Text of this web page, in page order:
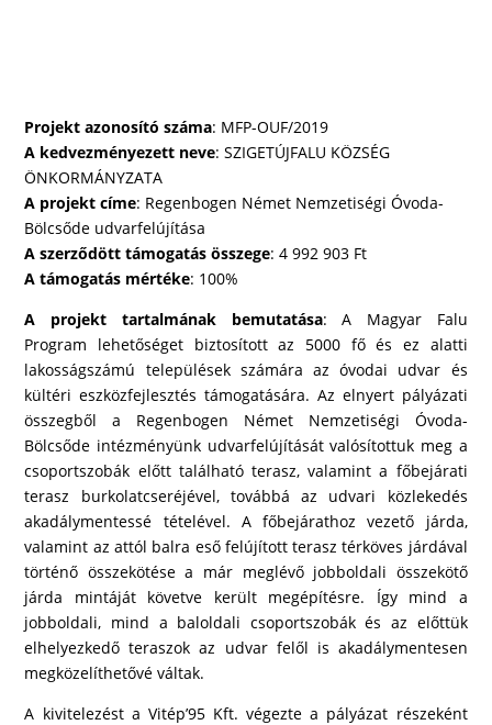
Projekt azonosító száma: MFP-OUF/2019
A kedvezményezett neve: SZIGETÚJFALU KÖZSÉG
ÖNKORMÁNYZATA
A projekt címe: Regenbogen Német Nemzetiségi Óvoda-
Bölcsőde udvarfelújítása
A szerződött támogatás összege: 4 992 903 Ft
A támogatás mértéke: 100%
A projekt tartalmának bemutatása: A Magyar Falu
Program lehetőséget biztosított az 5000 fő és ez alatti
lakosságszámú települések számára az óvodai udvar és
kültéri eszközfejlesztés támogatására. Az elnyert pályázati
összegből a Regenbogen Német Nemzetiségi Óvoda-
Bölcsőde intézményünk udvarfelújítását valósítottuk meg a
csoportszobák előtt található terasz, valamint a főbejárati
terasz burkolatcseréjével, továbbá az udvari közlekedés
akadálymentessé tételével. A főbejárathoz vezető járda,
valamint az attól balra eső felújított terasz térköves járdával
történő összekötése a már meglévő jobboldali összekötő
járda mintáját követve került megépítésre. Így mind a
jobboldali, mind a baloldali csoportszobák és az előttük
elhelyezkedő teraszok az udvar felől is akadálymentesen
megközelíthetővé váltak.
A kivitelezést a Vitép’95 Kft. végezte a pályázat részeként